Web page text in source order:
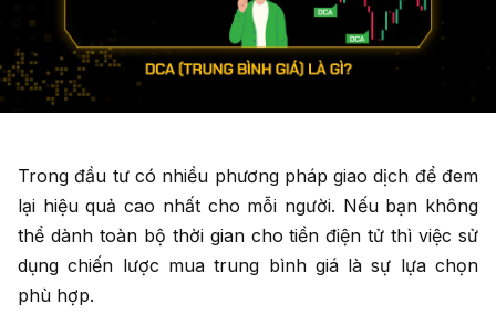
Trong đầu tư có nhiều phương pháp giao dịch để đem
lại hiệu quả cao nhất cho mỗi người. Nếu bạn không
thể dành toàn bộ thời gian cho tiền điện tử thì việc sử
dụng chiến lược mua trung bình giá là sự lựa chọn
phù hợp.